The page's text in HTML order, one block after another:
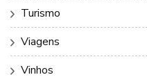
Turismo
Viagens
Vinhos